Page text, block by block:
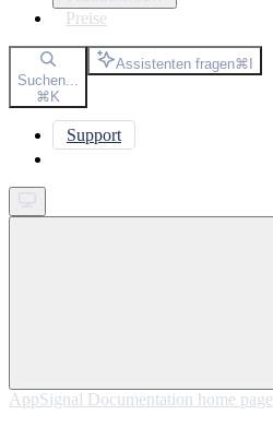
Preise
Suchen...
⌘K
Assistenten fragen⌘I
Support
AppSignal Documentation home page